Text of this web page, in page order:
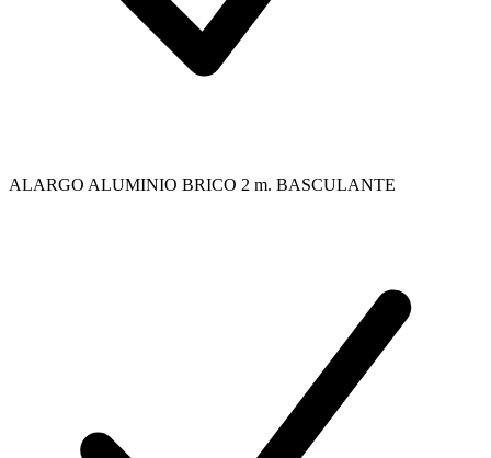
ALARGO ALUMINIO BRICO 2 m. BASCULANTE